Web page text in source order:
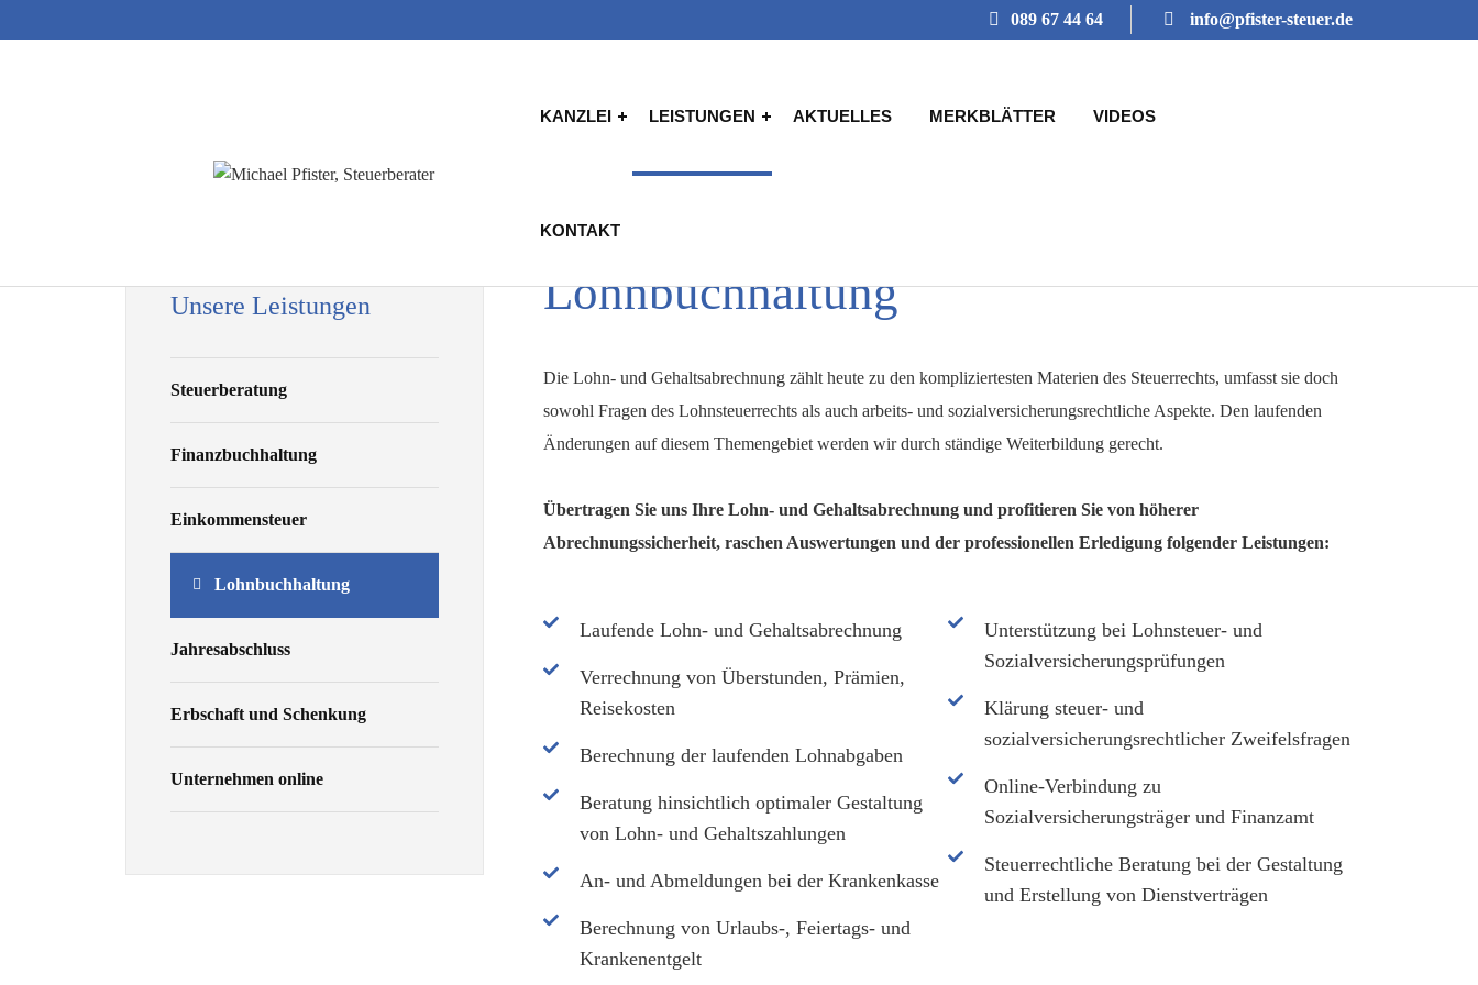
089 67 44 64 info@pfister-steuer.de
KANZLEI LEISTUNGEN AKTUELLES MERKBLÄTTER VIDEOS
KONTAKT
Unsere Leistungen
Steuerberatung
Finanzbuchhaltung
Einkommensteuer
Lohnbuchhaltung
Jahresabschluss
Erbschaft und Schenkung
Unternehmen online
Lohnbuchhaltung
Die Lohn- und Gehaltsabrechnung zählt heute zu den kompliziertesten Materien des Steuerrechts, umfasst sie doch
sowohl Fragen des Lohnsteuerrechts als auch arbeits- und sozialversicherungsrechtliche Aspekte. Den laufenden
Änderungen auf diesem Themengebiet werden wir durch ständige Weiterbildung gerecht.
Übertragen Sie uns Ihre Lohn- und Gehaltsabrechnung und profitieren Sie von höherer
Abrechnungssicherheit, raschen Auswertungen und der professionellen Erledigung folgender Leistungen:
Laufende Lohn- und Gehaltsabrechnung
Verrechnung von Überstunden, Prämien,
Reisekosten
Berechnung der laufenden Lohnabgaben
Beratung hinsichtlich optimaler Gestaltung
von Lohn- und Gehaltszahlungen
An- und Abmeldungen bei der Krankenkasse
Berechnung von Urlaubs-, Feiertags- und
Krankenentgelt
Unterstützung bei Lohnsteuer- und
Sozialversicherungsprüfungen
Klärung steuer- und
sozialversicherungsrechtlicher Zweifelsfragen
Online-Verbindung zu
Sozialversicherungsträger und Finanzamt
Steuerrechtliche Beratung bei der Gestaltung
und Erstellung von Dienstverträgen